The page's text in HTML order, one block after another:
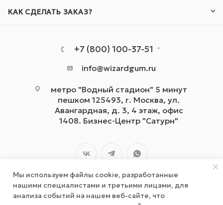
КАК СДЕЛАТЬ ЗАКАЗ?
+7 (800) 100-37-51
info@wizardgum.ru
метро "Водный стадион" 5 минут
пешком 125493, г. Москва, ул.
Авангардная, д. 3, 4 этаж, офис
1408. Бизнес-Центр "Сатурн"
Мы используем файлы cookie, разработанные
нашими специалистами и третьими лицами, для
анализа событий на нашем веб-сайте, что